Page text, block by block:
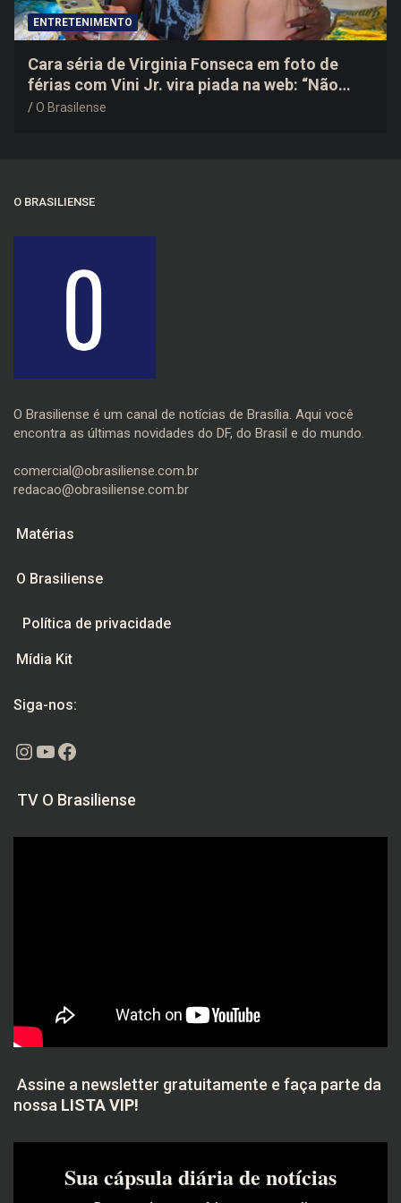
ENTRETENIMENTO
Cara séria de Virginia Fonseca em foto de
férias com Vini Jr. vira piada na web: “Não
disfarçou”
O Brasilense
O BRASILIENSE
O Brasiliense é um canal de notícias de Brasília. Aqui você
encontra as últimas novidades do DF, do Brasil e do mundo.
comercial@obrasiliense.com.br
redacao@obrasiliense.com.br
Matérias
O Brasiliense
Política de privacidade
Mídia Kit
Siga-nos:
Instagram
Youtube
Facebook
TV O Brasiliense
Assine a newsletter gratuitamente e faça parte da
nossa LISTA VIP!
Sua cápsula diária de notícias